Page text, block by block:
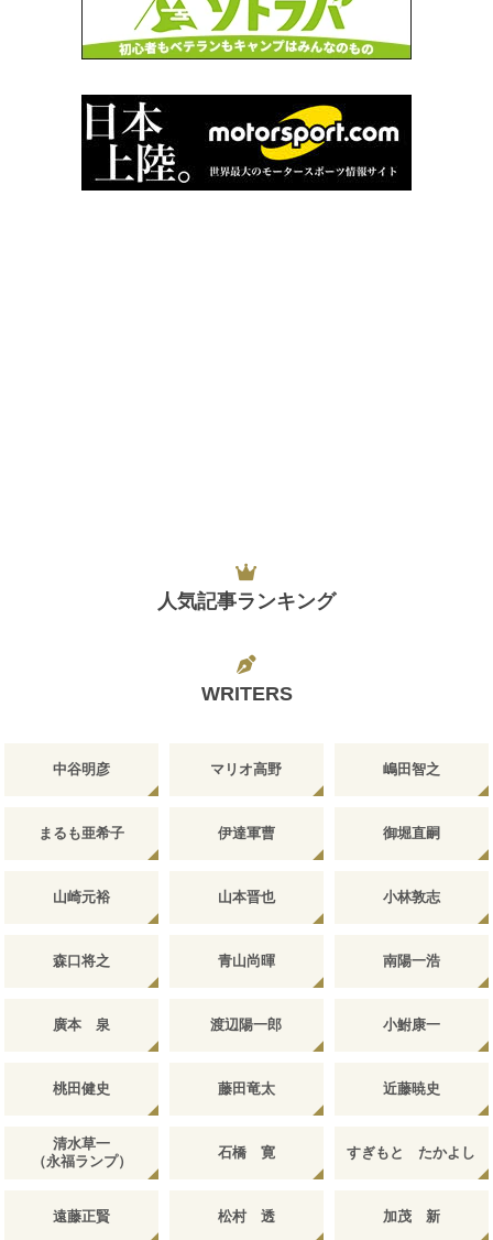
人気記事ランキング
WRITERS
中谷明彦 マリオ高野 嶋田智之
まるも亜希子 伊達軍曹 御堀直嗣
山崎元裕 山本晋也 小林敦志
森口将之 青山尚暉 南陽一浩
廣本 泉 渡辺陽一郎 小鮒康一
桃田健史 藤田竜太 近藤暁史
清水草一
（永福ランプ）
石橋 寛 すぎもと たかよし
遠藤正賢 松村 透 加茂 新